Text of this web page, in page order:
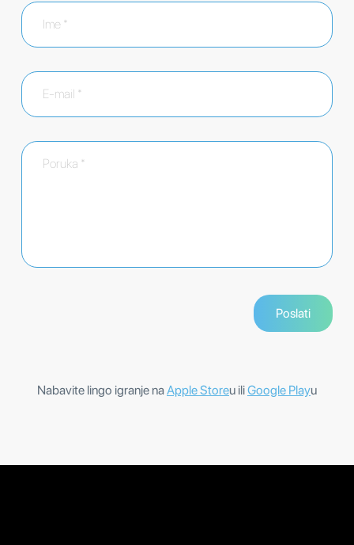
Nabavite lingo igranje naApple Storeu iliGoogle Playu